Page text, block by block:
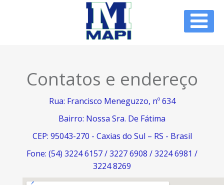
Contatos e endereço
Rua: Francisco Meneguzzo, nº 634
Bairro: Nossa Sra. De Fátima
CEP: 95043-270 - Caxias do Sul – RS - Brasil
Fone: (54) 3224 6157 / 3227 6908 / 3224 6981 /
3224 8269